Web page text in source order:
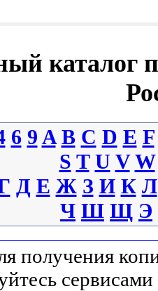
каталог
6 9 A B C D E F
S T U V W
Д Е Ж З И К Л
Ч Ш Щ Э
получения
сервисами